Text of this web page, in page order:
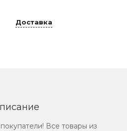
Доставка
Все товары из